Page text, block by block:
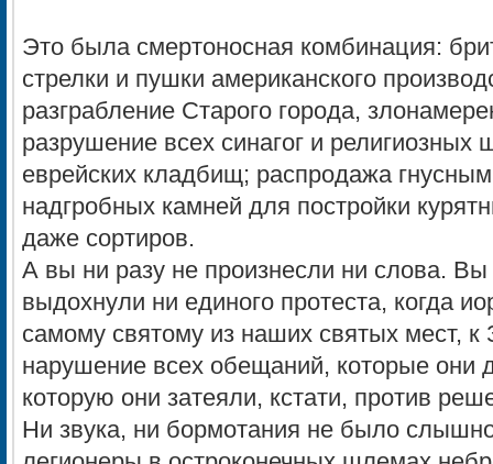
Это была смертоносная комбинация:
стрелки и пушки американского
разграбление Старого города,
разрушение всех синагог и религиозных
еврейских кладбищ; распродажа
надгробных камней для постройки
даже сортиров.
А вы ни разу не произнесли ни слова. Вы
выдохнули ни единого протеста, когда
самому святому из наших святых мест, к
нарушение всех обещаний, которые они
которую они затеяли, кстати, против
Ни звука, ни бормотания не было